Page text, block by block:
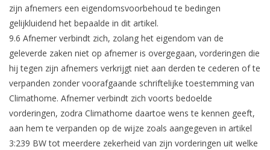
zijn afnemers een eigendomsvoorbehoud te bedingen
gelijkluidend het bepaalde in dit artikel.
9.6 Afnemer verbindt zich, zolang het eigendom van de
geleverde zaken niet op afnemer is overgegaan, vorderingen die
hij tegen zijn afnemers verkrijgt niet aan derden te cederen of te
verpanden zonder voorafgaande schriftelijke toestemming van
Climathome. Afnemer verbindt zich voorts bedoelde
vorderingen, zodra Climathome daartoe wens te kennen geeft,
aan hem te verpanden op de wijze zoals aangegeven in artikel
3:239 BW tot meerdere zekerheid van zijn vorderingen uit welke